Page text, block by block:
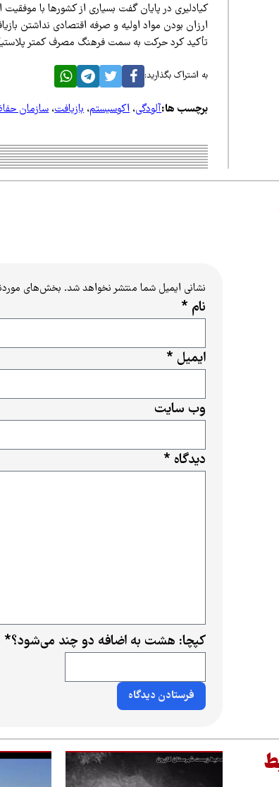
کیادلیری در پایان گفت بسیاری از کشورها با
ارزان بودن مواد اولیه و صرفه اقتصادی نداشتن
تأکید کرد حرکت به سمت فرهنگ مصرف کمتر
به اشتراک بگذارید:
برچسب ها:آلودگی،اکوسیستم،بازیافت،سازمان
نشانی ایمیل شما منتشر نخواهد شد. بخش‌های
دیدگاه *
نام *
ایمیل *
وب‌ سایت
کپچا: هشت به اضافه دو چند می‌شود؟*